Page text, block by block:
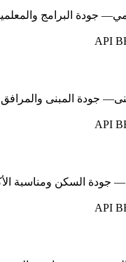
— جودة البرامج
API
— جودة المبنى والمرافق
API
— جودة السكن ومناسبة
API